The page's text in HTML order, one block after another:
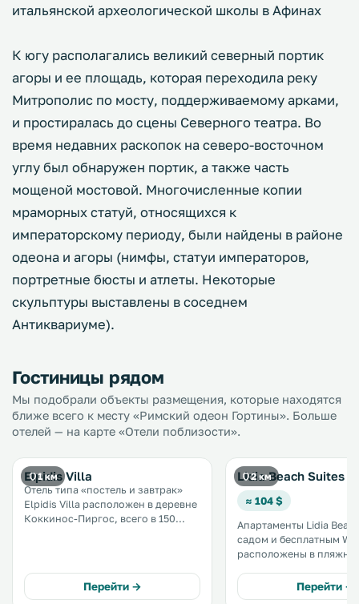
итальянской археологической школы в Афинах
К югу располагались великий северный портик
агоры и ее площадь, которая переходила реку
Митрополис по мосту, поддерживаемому арками,
и простиралась до сцены Северного театра. Во
время недавних раскопок на северо-восточном
углу был обнаружен портик, а также часть
мощеной мостовой. Многочисленные копии
мраморных статуй, относящихся к
императорскому периоду, были найдены в районе
одеона и агоры (нимфы, статуи императоров,
портретные бюсты и атлеты. Некоторые
скульптуры выставлены в соседнем
Антиквариуме).
Гостиницы рядом
Мы подобрали объекты размещения, которые находятся
ближе всего к месту «Римский одеон Гортины». Больше
отелей — на карте «Отели поблизости».
1 км
Elpidis Villa
Отель типа «постель и завтрак»
Elpidis Villa расположен в деревне
Коккинос-Пиргос, всего в 150
завтрак. .
Перейти →
2 км
Lidia Beach Suites
≈ 104 $
Апартаменты Lidia
садом и бесплатным
расположены в
города Ираклион и в
рыбацкого поселка Бали.
Перейти →